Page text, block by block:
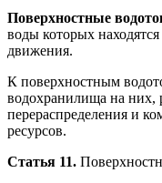
Поверхностные
воды которых
движения.
К поверхностным
водохранилища на них,
перераспределения и
ресурсов.
Статья 11.